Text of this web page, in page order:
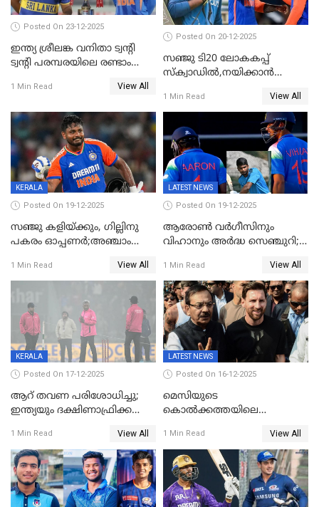
Posted On 23-12-2025
ഇന്ത്യ ശ്രീലങ്ക വനിതാ ട്വന്റി
ട്വന്റി പരമ്പരയിലെ രണ്ടാം
1 Min Read View All
Posted On 20-12-2025
സഞ്ജു ടി20 ലോകകപ്പ്
സ്‌ക്വാഡിൽ,നയിക്കാൻ
പ്രഖ്യാപിച്ച് ബി.സി.സി.ഐ
1 Min Read View All
KERALA
Posted On 19-12-2025
സഞ്ജു കളിയ്ക്കും, ഗില്ലിനു
പകരം ഓപ്പണർ;അഞ്ചാം
മാറ്റം
1 Min Read View All
LATEST NEWS
Posted On 19-12-2025
ആരോൺ വർഗീസിനും
വിഹാനും അർദ്ധ സെഞ്ചുറി;
ഇന്ത്യ ഫൈനലിൽ
1 Min Read View All
KERALA
Posted On 17-12-2025
ആറ് തവണ പരിശോധിച്ചു;
ഇന്ത്യയും ദക്ഷിണാഫ്രിക്കയും
ഉപേക്ഷിച്ചു
1 Min Read View All
LATEST NEWS
Posted On 16-12-2025
മെസിയുടെ
കൊൽക്കത്തയിലെ
സംഘർഷം: കായിക മന്ത്രി
അരൂപ് ബിശ്വാസ് രാജിവച്ചു
1 Min Read View All